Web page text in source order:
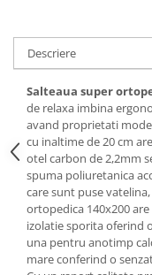
Scaune gradinita
Set mese si scaune
Mobilier copii
Mobila camera copii
Scaune birou pentru
Saltele patuturi copii
Paturi copii
Masa si scaune
Seturi comode living
Descriere
Salteaua super
de relaxa imbina
avand proprietati
cu inaltime de 20 cm
otel carbon de 2,2mm
spuma poliuretanica
care sunt puse
ortopedica 140x200
izolatie sporita oferind
una pentru anotimp
mare conferind o